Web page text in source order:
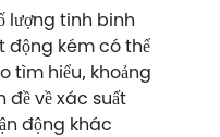
lượng tinh binh
động kém có thể
tìm hiểu, khoảng
đề về xác suất
động khác